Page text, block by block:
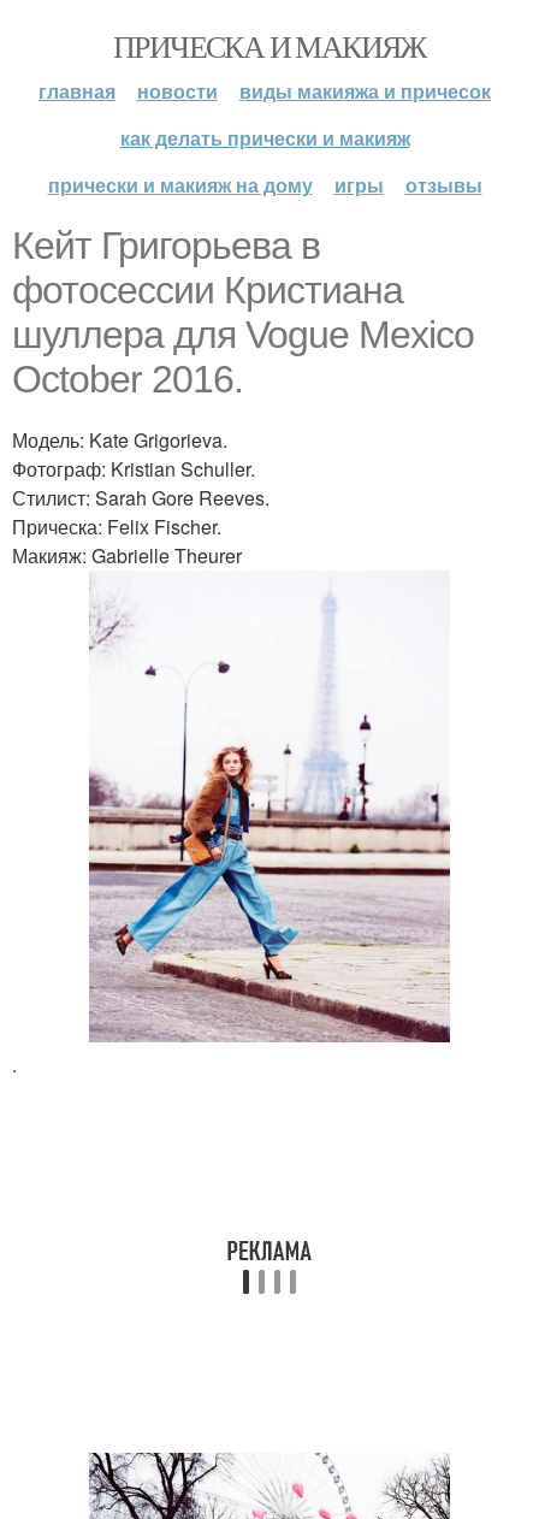
ПРИЧЕСКА И МАКИЯЖ
главная новости
виды макияжа и причесок
как делать прически и макияж
прически и макияж на дому
игры отзывы
Кейт Григорьева в
фотосессии Кристиана
шуллера для Vogue Mexico
October 2016.
Модель: Kate Grigorieva.
Фотограф: Kristian Schuller.
Стилист: Sarah Gore Reeves.
Прическа: Felix Fischer.
Макияж: Gabrielle Theurer
.